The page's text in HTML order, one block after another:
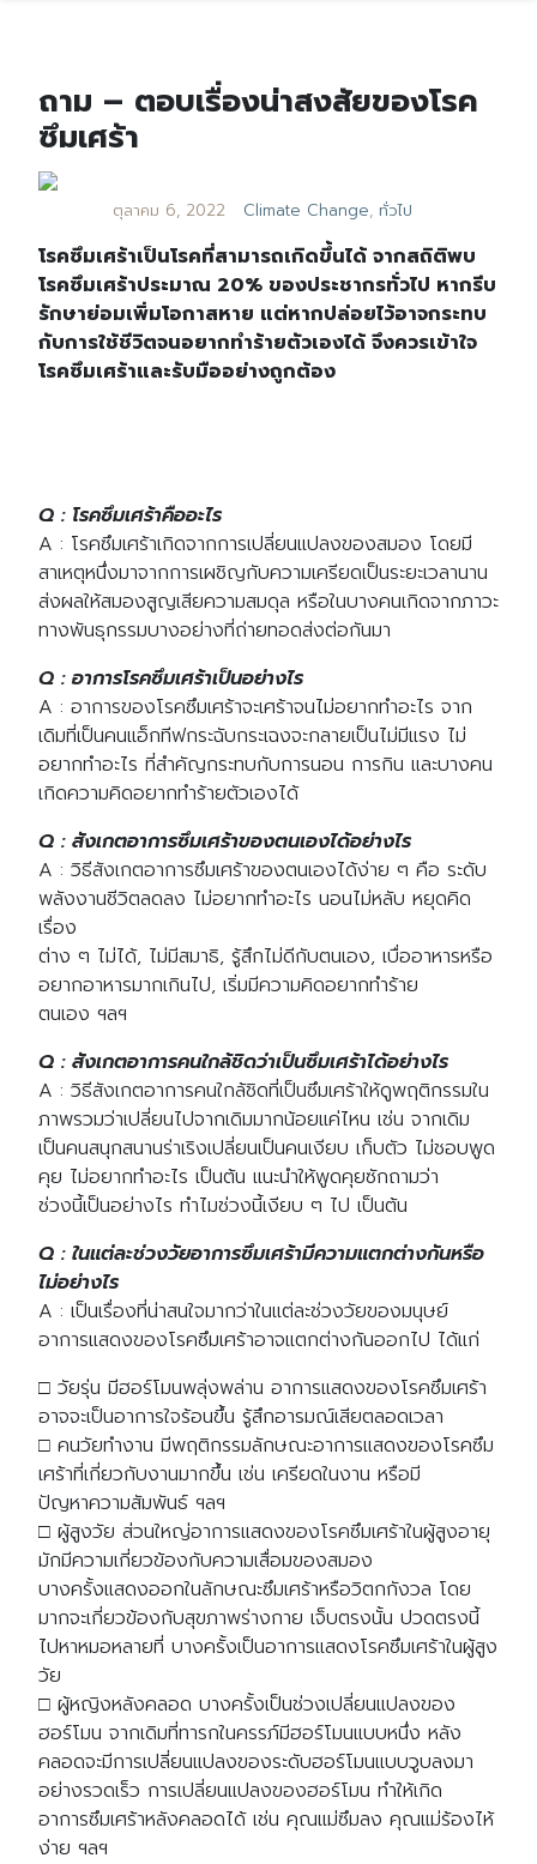
ถาม – ตอบเรื่องน่าสงสัยของโรค
ซึมเศร้า
ตุลาคม 6, 2022 Climate Change, ทั่วไป
โรคซึมเศร้าเป็นโรคที่สามารถเกิดขึ้นได้ จากสถิติพบ
โรคซึมเศร้าประมาณ 20% ของประชากรทั่วไป หากรีบ
รักษาย่อมเพิ่มโอกาสหาย แต่หากปล่อยไว้อาจกระทบ
กับการใช้ชีวิตจนอยากทำร้ายตัวเองได้ จึงควรเข้าใจ
โรคซึมเศร้าและรับมืออย่างถูกต้อง
Q : โรคซึมเศร้าคืออะไร
A : โรคซึมเศร้าเกิดจากการเปลี่ยนแปลงของสมอง โดยมี
สาเหตุหนึ่งมาจากการเผชิญกับความเครียดเป็นระยะเวลานาน
ส่งผลให้สมองสูญเสียความสมดุล หรือในบางคนเกิดจากภาวะ
ทางพันธุกรรมบางอย่างที่ถ่ายทอดส่งต่อกันมา
Q : อาการโรคซึมเศร้าเป็นอย่างไร
A : อาการของโรคซึมเศร้าจะเศร้าจนไม่อยากทำอะไร จาก
เดิมที่เป็นคนแอ็กทีฟกระฉับกระเฉงจะกลายเป็นไม่มีแรง ไม่
อยากทำอะไร ที่สำคัญกระทบกับการนอน การกิน และบางคน
เกิดความคิดอยากทำร้ายตัวเองได้
Q : สังเกตอาการซึมเศร้าของตนเองได้อย่างไร
A : วิธีสังเกตอาการซึมเศร้าของตนเองได้ง่าย ๆ คือ ระดับ
พลังงานชีวิตลดลง ไม่อยากทำอะไร นอนไม่หลับ หยุดคิด
เรื่อง
ต่าง ๆ ไม่ได้, ไม่มีสมาธิ, รู้สึกไม่ดีกับตนเอง, เบื่ออาหารหรือ
อยากอาหารมากเกินไป, เริ่มมีความคิดอยากทำร้าย
ตนเอง ฯลฯ
Q : สังเกตอาการคนใกล้ชิดว่าเป็นซึมเศร้าได้อย่างไร
A : วิธีสังเกตอาการคนใกล้ชิดที่เป็นซึมเศร้าให้ดูพฤติกรรมใน
ภาพรวมว่าเปลี่ยนไปจากเดิมมากน้อยแค่ไหน เช่น จากเดิม
เป็นคนสนุกสนานร่าเริงเปลี่ยนเป็นคนเงียบ เก็บตัว ไม่ชอบพูด
คุย ไม่อยากทำอะไร เป็นต้น แนะนำให้พูดคุยซักถามว่า
ช่วงนี้เป็นอย่างไร ทำไมช่วงนี้เงียบ ๆ ไป เป็นต้น
Q : ในแต่ละช่วงวัยอาการซึมเศร้ามีความแตกต่างกันหรือ
ไม่อย่างไร
A : เป็นเรื่องที่น่าสนใจมากว่าในแต่ละช่วงวัยของมนุษย์
อาการแสดงของโรคซึมเศร้าอาจแตกต่างกันออกไป ได้แก่
□ วัยรุ่น มีฮอร์โมนพลุ่งพล่าน อาการแสดงของโรคซึมเศร้า
อาจจะเป็นอาการใจร้อนขึ้น รู้สึกอารมณ์เสียตลอดเวลา
□ คนวัยทำงาน มีพฤติกรรมลักษณะอาการแสดงของโรคซึม
เศร้าที่เกี่ยวกับงานมากขึ้น เช่น เครียดในงาน หรือมี
ปัญหาความสัมพันธ์ ฯลฯ
□ ผู้สูงวัย ส่วนใหญ่อาการแสดงของโรคซึมเศร้าในผู้สูงอายุ
มักมีความเกี่ยวข้องกับความเสื่อมของสมอง
บางครั้งแสดงออกในลักษณะซึมเศร้าหรือวิตกกังวล โดย
มากจะเกี่ยวข้องกับสุขภาพร่างกาย เจ็บตรงนั้น ปวดตรงนี้
ไปหาหมอหลายที่ บางครั้งเป็นอาการแสดงโรคซึมเศร้าในผู้สูง
วัย
□ ผู้หญิงหลังคลอด บางครั้งเป็นช่วงเปลี่ยนแปลงของ
ฮอร์โมน จากเดิมที่ทารกในครรภ์มีฮอร์โมนแบบหนึ่ง หลัง
คลอดจะมีการเปลี่ยนแปลงของระดับฮอร์โมนแบบวูบลงมา
อย่างรวดเร็ว การเปลี่ยนแปลงของฮอร์โมน ทำให้เกิด
อาการซึมเศร้าหลังคลอดได้ เช่น คุณแม่ซึมลง คุณแม่ร้องไห้
ง่าย ฯลฯ